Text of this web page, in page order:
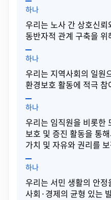
하나
우리는 노사 간 상호신
동반자적 관계 구축을 위
하나
우리는 지역사회의 일원
환경보호 활동에 적극 참
하나
우리는 임직원을 비롯한
보호 및 증진 활동을 통
가치 및 자유와 권리를
하나
우리는 서민 생활의 안
사회·경제의 균형 있는